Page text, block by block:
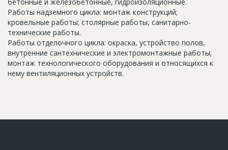
Работы надземного цикла: монтаж конструкций;
кровельные работы; столярные работы, санитарно-
технические работы.
Работы отделочного цикла: окраска, устройство полов,
внутренние сантехнические и электромонтажные работы;
монтаж технологического оборудования и относящихся к
нему вентиляционных устройств.